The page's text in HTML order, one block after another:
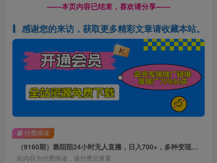
------本页内容已结束，喜欢请分享------
感谢您的来访，获取更多精彩文章请收藏本站。
（9160期）靠陌陌24小时无人直播，日入700+，多种变现方式
此内容为付费阅读，请付费后查看
付费阅读